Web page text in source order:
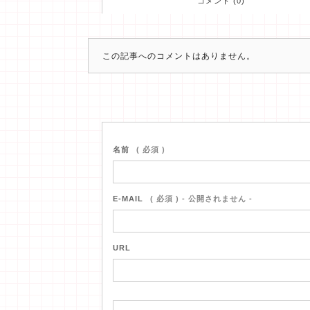
この記事へのコメントはありません。
名前 ( 必須 )
E-MAIL ( 必須 ) - 公開されません -
URL